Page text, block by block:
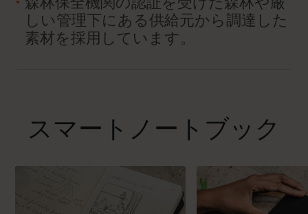
しい管理下にある供給元から調達した
素材を採用しています。
スマートノートブック